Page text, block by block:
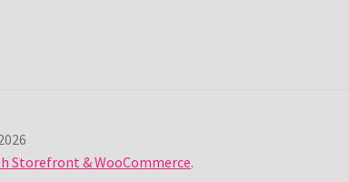
Storefront & WooCommerce.